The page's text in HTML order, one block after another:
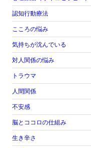
認知行動療法
こころの悩み
気持ちが沈んでいる
対人関係の悩み
トラウマ
人間関係
不安感
脳とココロの仕組み
生き辛さ